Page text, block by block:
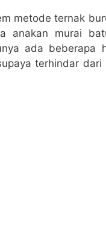
metode ternak
anakan murai
ada beberapa
terhindar